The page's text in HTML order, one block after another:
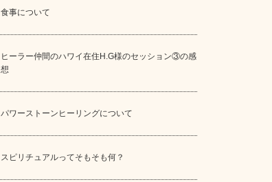
食事について
ヒーラー仲間のハワイ在住H.G様のセッション③の感
想
パワーストーンヒーリングについて
スピリチュアルってそもそも何？